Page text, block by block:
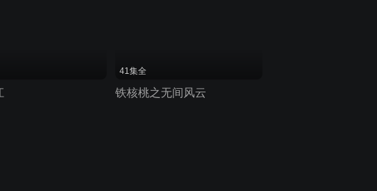
41集全
铁核桃之无间风云